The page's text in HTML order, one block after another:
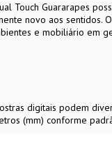
Touch Guararapes
novo aos sentidos.
e mobiliário em
digitais podem
(mm) conforme